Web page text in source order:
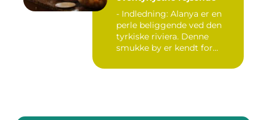
- Indledning: Alanya er en
perle beliggende ved den
tyrkiske riviera. Denne
smukke by er kendt for...